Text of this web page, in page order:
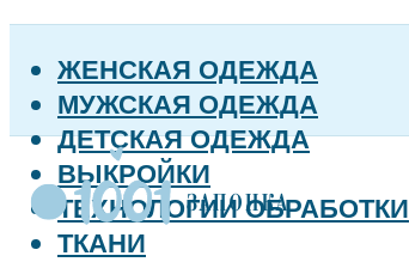
ЖЕНСКАЯ ОДЕЖДА
МУЖСКАЯ ОДЕЖДА
ДЕТСКАЯ ОДЕЖДА
ВЫКРОЙКИ
ТЕХНОЛОГИИ ОБРАБОТКИ
ТКАНИ